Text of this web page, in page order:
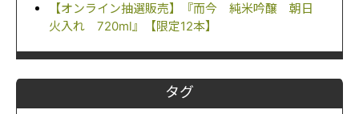
【オンライン抽選販売】『而今 純米吟醸 朝日
火入れ 720ml』【限定12本】
タグ